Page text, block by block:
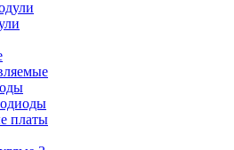
платы